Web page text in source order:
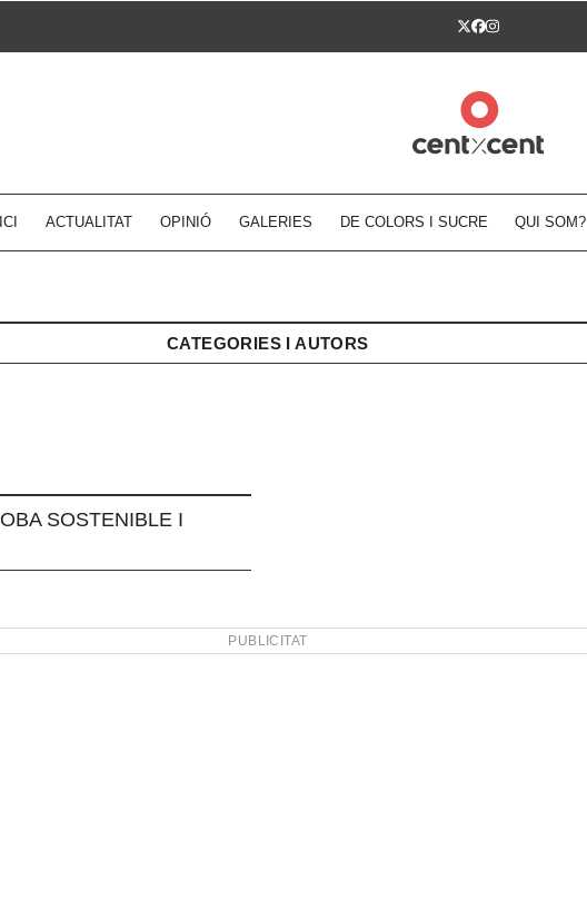
Twitter
Facebook
Instagram
ACTUALITAT OPINIÓ GALERIES DE COLORS I SUCRE QUI SOM?
CATEGORIES I AUTORS
SOSTENIBLE I
PUBLICITAT